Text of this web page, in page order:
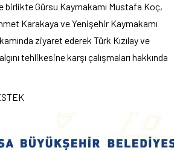
birlikte Gürsu Kaymakamı Mustafa Koç,
Karakaya ve Yenişehir Kaymakamı
ziyaret ederek Türk Kızılay ve
tehlikesine karşı çalışmaları hakkında